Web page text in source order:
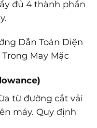
đủ 4 thành phần
từ đường cắt vải
máy. Quy định